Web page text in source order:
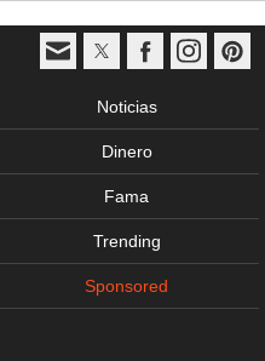
Noticias
Dinero
Fama
Trending
Sponsored